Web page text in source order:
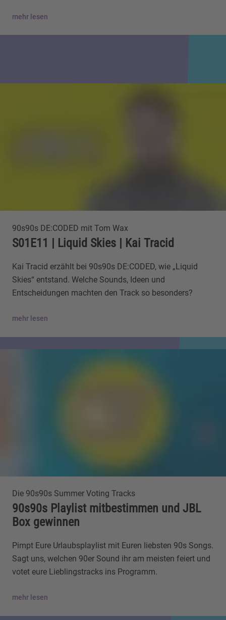
mehr lesen
90s90s DE:CODED mit Tom Wax
S01E11 | Liquid Skies | Kai Tracid
Kai Tracid erzählt bei 90s90s DE:CODED, wie „Liquid
Skies“ entstand. Welche Sounds, Ideen und
Entscheidungen machten den Track so besonders?
mehr lesen
Die 90s90s Summer Voting Tracks
90s90s Playlist mitbestimmen und JBL
Box gewinnen
Pimpt Eure Urlaubsplaylist mit Euren liebsten 90s Songs.
Sagt uns, welchen 90er Sound ihr am meisten feiert und
votet eure Lieblingstracks ins Programm.
mehr lesen